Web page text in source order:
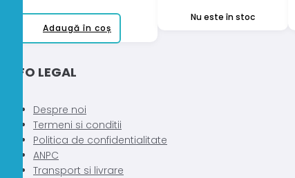
a
fost:
este:
299,00 lei.
Adaugă în coș
Nu este în stoc
INFO LEGAL
Despre noi
Termeni si conditii
Politica de confidentialitate
ANPC
Transport si livrare